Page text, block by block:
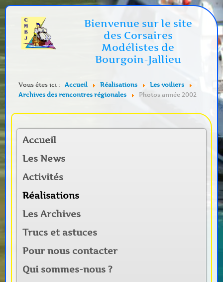
Bienvenue sur le site
des Corsaires
Modélistes de
Bourgoin-Jallieu
Vous êtes ici : Accueil Réalisations
Les voiliers
Archives des rencontres régionales
Photos année 2002
Accueil
Les News
Activités
Réalisations
Les Archives
Trucs et astuces
Pour nous contacter
Qui sommes-nous ?